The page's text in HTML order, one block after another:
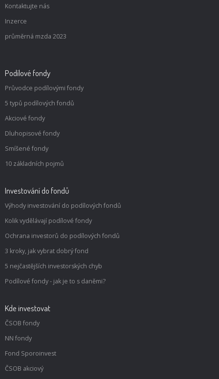
Kontaktujte nás
Inzerce
průměrná mzda 2023
Podílové fondy
Průvodce podílovými fondy
5 typů podílových fondů
Akciové fondy
Dluhopisové fondy
Smíšené fondy
10 základních pojmů
Investování do fondů
Výhody investování do podílových fondů
Kolik vydělávají podílové fondy
Ochrana investorů do podílových fondů
3 kroky, jak vybrat dobrý fond
5 nejčastějších investorských chyb
Podílové fondy - jak je to s daněmi?
Kde investovat
ČSOB fondy
NN fondy
Fond Sporoinvest
ČSOB akciový